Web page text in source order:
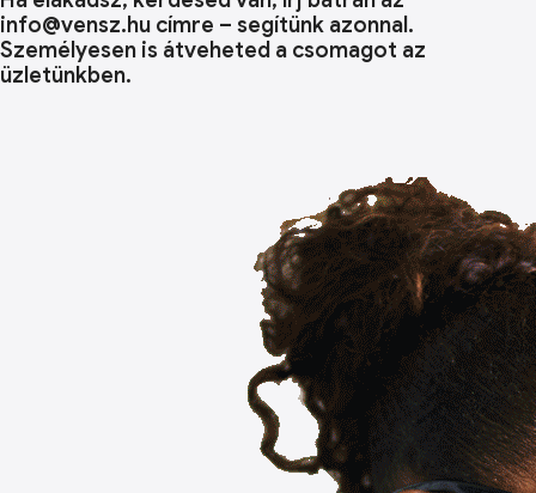
info@vensz.hu címre – segítünk azonnal.
Személyesen is átveheted a csomagot az
üzletünkben.